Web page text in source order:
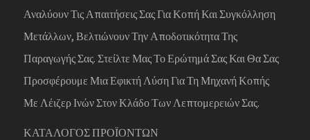
Αναλύουν Τις Απαιτήσεις Σας Για Κοπή Και Συγκόλληση
Μετάλλων, Βελτιώνουν Την Αποδοτικότητα Της
Παραγωγής Σας. Στείλτε Μας Το Ερώτημά Σας Και Θα Σας
Προσφέρουμε Μια Εφικτή Λύση Για Τη Μηχανή Κοπής
Με Λέιζερ Ινών Στον Κλάδο Των Λεπτομερειών Σας.
ΚΑΤΆΛΟΓΟΣ ΠΡΟΪΌΝΤΩΝ